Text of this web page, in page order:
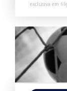
exclusiva em